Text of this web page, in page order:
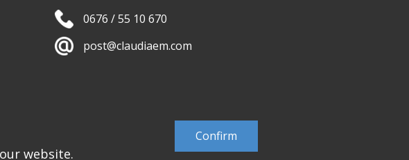
0676 / 55 10 670
post@claudiaem.com
Developed byMujiX
website.
Confirm